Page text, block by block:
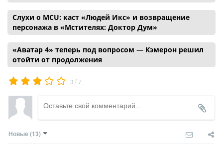
Слухи о MCU: каст «Людей Икс» и возвращение
персонажа в «Мстителях: Доктор Дум»
«Аватар 4» теперь под вопросом — Кэмерон решил
отойти от продолжения
3 /7
Новые (13)